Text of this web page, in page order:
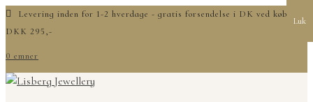
Levering inden for 1-2 hverdage - gratis forsendelse i DK ved køb over
DKK 295,-
0 emner
Luk